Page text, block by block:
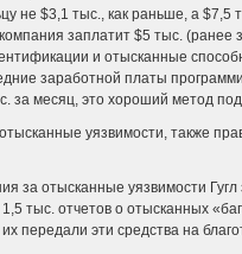
не $3,1 тыс., как раньше, а $7,5
заплатит $5 тыс. (ранее
и отысканные
заработной платы
за месяц, это хороший метод
уязвимости, также
за отысканные уязвимости
тыс. отчетов о отысканных
передали эти средства на